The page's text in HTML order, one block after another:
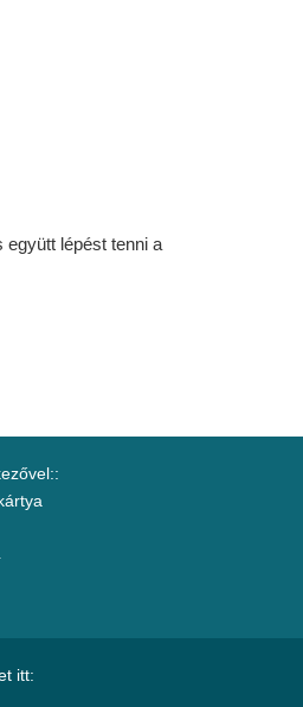
együtt lépést tenni a
itt: